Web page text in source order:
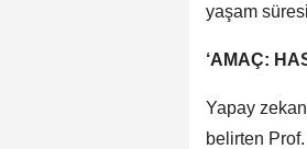
yaşam
‘AMAÇ:
Yapay
belirten